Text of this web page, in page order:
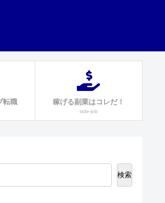
転職 稼げる副業はコレだ！
side-job
検索